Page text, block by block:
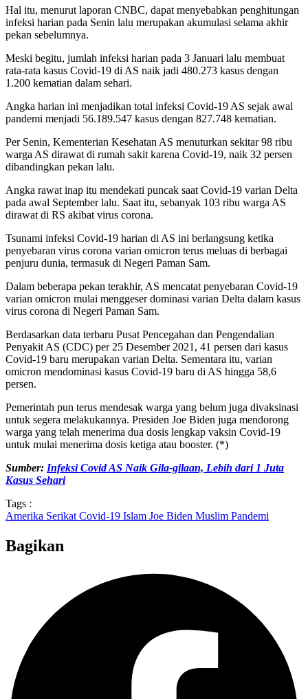
Hal itu, menurut laporan CNBC, dapat menyebabkan penghitungan
infeksi harian pada Senin lalu merupakan akumulasi selama akhir
pekan sebelumnya.
Meski begitu, jumlah infeksi harian pada 3 Januari lalu membuat
rata-rata kasus Covid-19 di AS naik jadi 480.273 kasus dengan
1.200 kematian dalam sehari.
Angka harian ini menjadikan total infeksi Covid-19 AS sejak awal
pandemi menjadi 56.189.547 kasus dengan 827.748 kematian.
Per Senin, Kementerian Kesehatan AS menuturkan sekitar 98 ribu
warga AS dirawat di rumah sakit karena Covid-19, naik 32 persen
dibandingkan pekan lalu.
Angka rawat inap itu mendekati puncak saat Covid-19 varian Delta
pada awal September lalu. Saat itu, sebanyak 103 ribu warga AS
dirawat di RS akibat virus corona.
Tsunami infeksi Covid-19 harian di AS ini berlangsung ketika
penyebaran virus corona varian omicron terus meluas di berbagai
penjuru dunia, termasuk di Negeri Paman Sam.
Dalam beberapa pekan terakhir, AS mencatat penyebaran Covid-19
varian omicron mulai menggeser dominasi varian Delta dalam kasus
virus corona di Negeri Paman Sam.
Berdasarkan data terbaru Pusat Pencegahan dan Pengendalian
Penyakit AS (CDC) per 25 Desember 2021, 41 persen dari kasus
Covid-19 baru merupakan varian Delta. Sementara itu, varian
omicron mendominasi kasus Covid-19 baru di AS hingga 58,6
persen.
Pemerintah pun terus mendesak warga yang belum juga divaksinasi
untuk segera melakukannya. Presiden Joe Biden juga mendorong
warga yang telah menerima dua dosis lengkap vaksin Covid-19
untuk mulai menerima dosis ketiga atau booster. (*)
Sumber: Infeksi Covid AS Naik Gila-gilaan, Lebih dari 1 Juta
Kasus Sehari
Tags :
Amerika Serikat Covid-19 Islam Joe Biden Muslim Pandemi
Bagikan